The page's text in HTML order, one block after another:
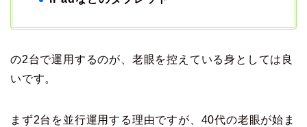
の2台で運用するのが、老眼を控えている身としては良
いです。
まず2台を並行運用する理由ですが、40代の老眼が始ま